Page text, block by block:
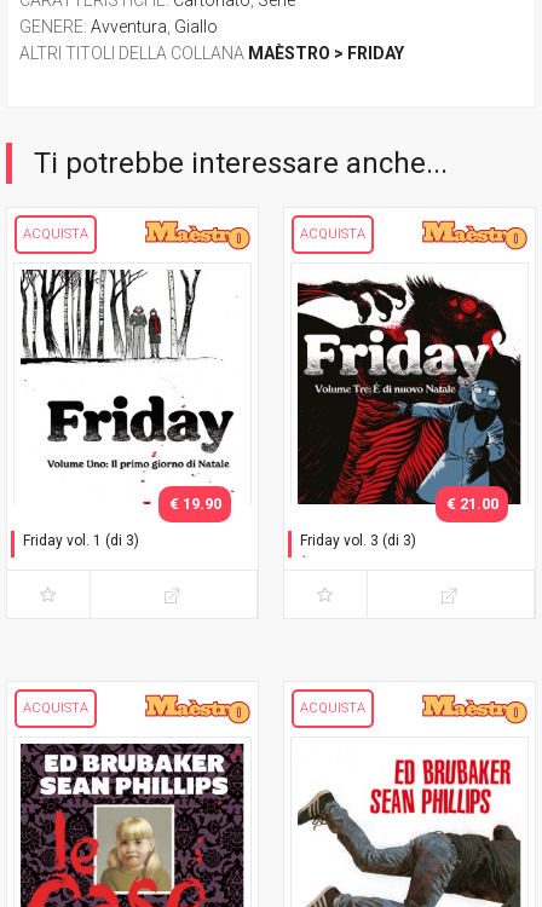
GENERE: Avventura Giallo
ALTRI TITOLI DELLA COLLANA MAÈSTRO > FRIDAY
Ti potrebbe interessare anche...
ACQUISTA
Friday vol. 1 (di 3)
€ 19.90
ACQUISTA
Friday vol. 3 (di 3)
€ 21.00
ACQUISTA ACQUISTA